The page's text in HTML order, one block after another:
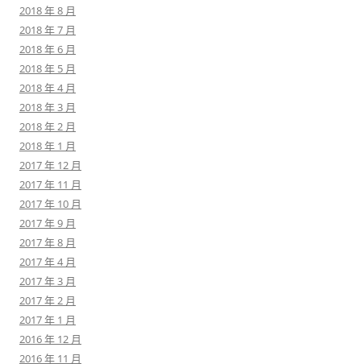
2018 年 8 月
2018 年 7 月
2018 年 6 月
2018 年 5 月
2018 年 4 月
2018 年 3 月
2018 年 2 月
2018 年 1 月
2017 年 12 月
2017 年 11 月
2017 年 10 月
2017 年 9 月
2017 年 8 月
2017 年 4 月
2017 年 3 月
2017 年 2 月
2017 年 1 月
2016 年 12 月
2016 年 11 月